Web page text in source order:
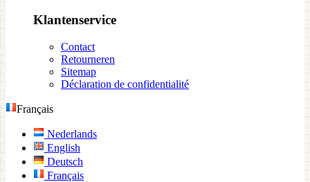
Klantenservice
Contact
Retourneren
Sitemap
Déclaration de confidentialité
Français
Nederlands
English
Deutsch
Français